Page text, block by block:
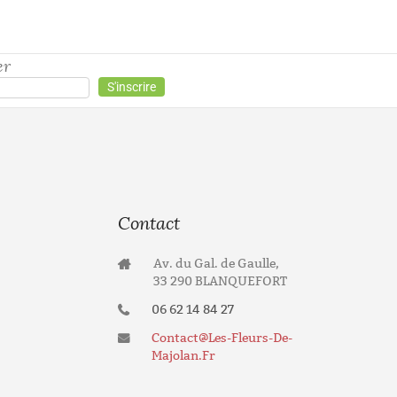
Contact
Av. du Gal. de Gaulle,
33 290 BLANQUEFORT
06 62 14 84 27
Contact@les-Fleurs-De-
Majolan.fr